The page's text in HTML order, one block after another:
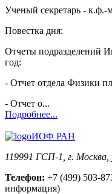
Ученый секретарь -
Повестка дня:
Отчеты подразделений
год:
- Отчет отдела Физики
- Отчет о...
Подробнее...
ИОФ РАН
119991 ГСП-1, г. Москва,
Телефон: +7 (499) 503-
информация)